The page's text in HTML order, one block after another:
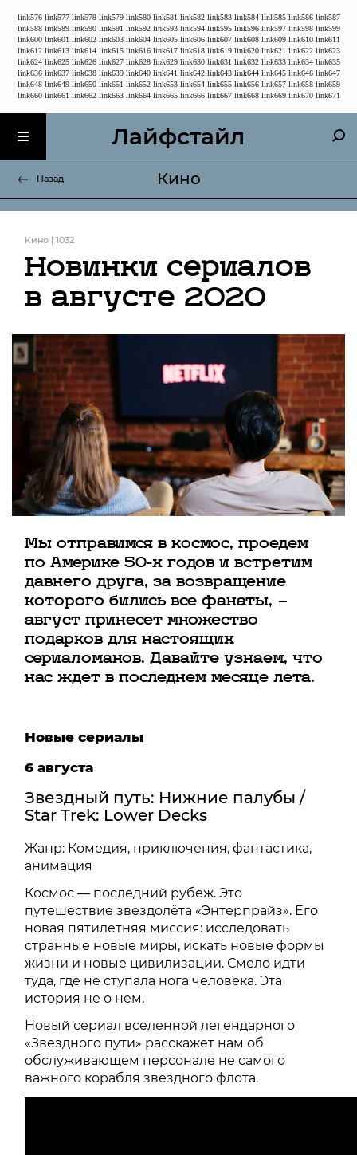
link576 link577 link578 link579 link580 link581 link582 link583 link584 link585 link586 link587
link588 link589 link590 link591 link592 link593 link594 link595 link596 link597 link598 link599
link600 link601 link602 link603 link604 link605 link606 link607 link608 link609 link610 link611
link612 link613 link614 link615 link616 link617 link618 link619 link620 link621 link622 link623
link624 link625 link626 link627 link628 link629 link630 link631 link632 link633 link634 link635
link636 link637 link638 link639 link640 link641 link642 link643 link644 link645 link646 link647
link648 link649 link650 link651 link652 link653 link654 link655 link656 link657 link658 link659
link660 link661 link662 link663 link664 link665 link666 link667 link668 link669 link670 link671
Лайфстайл
Назад Кино
Кино | 1032
Новинки сериалов
в августе 2020
Мы отправимся в космос, проедем
по Америке 50-х годов и встретим
давнего друга, за возвращение
которого бились все фанаты, —
август принесет множество
подарков для настоящих
сериаломанов. Давайте узнаем, что
нас ждет в последнем месяце лета.
Новые сериалы
6 августа
Звездный путь: Нижние палубы /
Star Trek: Lower Decks
Жанр: Комедия, приключения, фантастика,
анимация
Космос — последний рубеж. Это
путешествие звездолёта «Энтерпрайз». Его
новая пятилетняя миссия: исследовать
странные новые миры, искать новые формы
жизни и новые цивилизации. Смело идти
туда, где не ступала нога человека. Эта
история не о нем.
Новый сериал вселенной легендарного
«Звездного пути» расскажет нам об
обслуживающем персонале не самого
важного корабля звездного флота.